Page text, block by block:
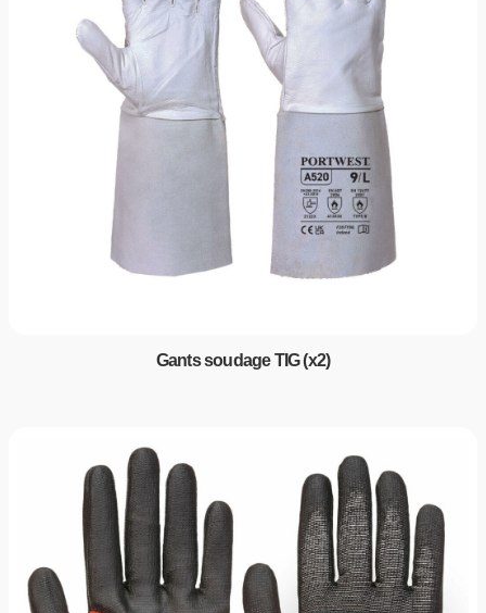
Gants soudage TIG (x2)